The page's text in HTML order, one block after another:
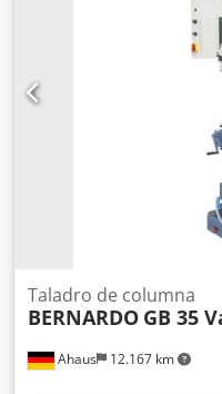
Ahaus 12.167 km
Taladro de columna
BERNARDO GB 35